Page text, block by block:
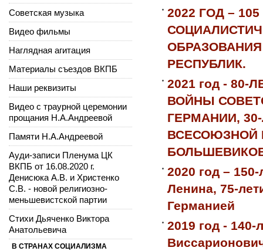
2022 ГОД –
РЕСПУБЛИК.
2021 год -
ВОЙНЫ
ГЕРМАНИИ,
ВСЕСОЮЗНОЙ
2020 год –
Ленина, 75-
Германией
2019 год -
Советская музыка
Видео фильмы
Наглядная агитация
Материалы съездов ВКПБ
Наши реквизиты
Видео с траурной церемонии
прощания Н.А.Андреевой
Памяти Н.А.Андреевой
Ауди-записи Пленума ЦК
ВКПБ от 16.08.2020 г.
Денисюка А.В. и Христенко
С.В. - новой религиозно-
меньшевистской партии
Стихи Дьяченко Виктора
Анатольевича
В СТРАНАХ СОЦИАЛИЗМА